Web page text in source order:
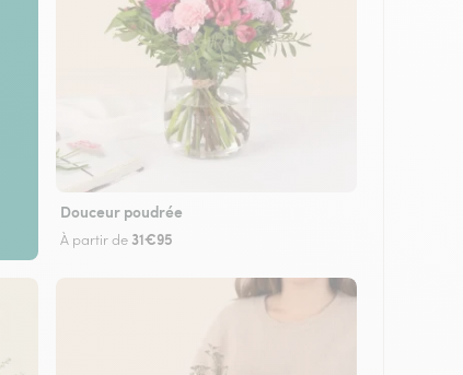
Douceur poudrée
À partir de 31€95